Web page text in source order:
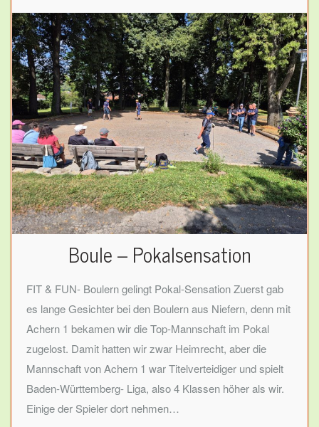
Boule – Pokalsensation
FIT & FUN- Boulern gelingt Pokal-Sensation Zuerst gab
es lange Gesichter bei den Boulern aus Niefern, denn mit
Achern 1 bekamen wir die Top-Mannschaft im Pokal
zugelost. Damit hatten wir zwar Heimrecht, aber die
Mannschaft von Achern 1 war Titelverteidiger und spielt
Baden-Württemberg- Liga, also 4 Klassen höher als wir.
Einige der Spieler dort nehmen…